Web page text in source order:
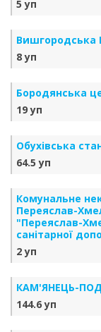
5 уп
Вишгородська
8 уп
Бородянська
19 уп
Обухівська
64.5 уп
Комунальне
Переяслав-
"Переяслав-
санітарної
2 уп
КАМ'ЯНЕЦЬ-
144.6 уп